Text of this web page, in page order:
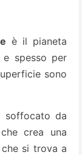
è il pianeta
spesso per
sono
soffocato da
crea una
si trova a